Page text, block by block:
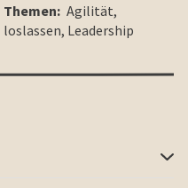
Themen: Agilität,
loslassen, Leadership